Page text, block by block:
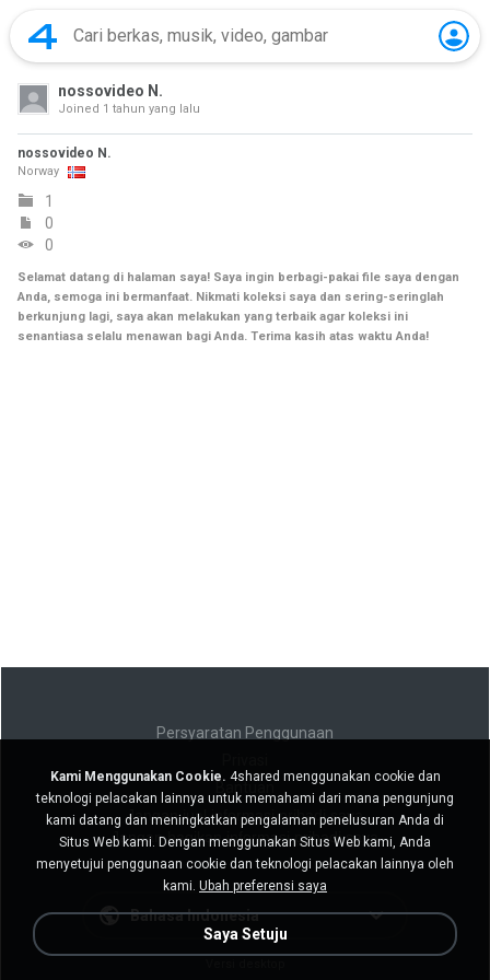
nossovideo N.
Joined 1 tahun yang lalu
nossovideo N.
Norway
1
0
0
Selamat datang di halaman saya! Saya ingin berbagi-pakai file saya dengan
Anda, semoga ini bermanfaat. Nikmati koleksi saya dan sering-seringlah
berkunjung lagi, saya akan melakukan yang terbaik agar koleksi ini
senantiasa selalu menawan bagi Anda. Terima kasih atas waktu Anda!
Persyaratan Penggunaan
Jangan jual informasi pribadi saya
Jangan bagikan informasi pribadi saya
Bahasa Indonesia
Kami Menggunakan Cookie. 4shared menggunakan cookie dan
teknologi pelacakan lainnya untuk memahami dari mana pengunjung
kami datang dan meningkatkan pengalaman penelusuran Anda di
Situs Web kami. Dengan menggunakan Situs Web kami, Anda
menyetujui penggunaan cookie dan teknologi pelacakan lainnya oleh
kami. Ubah preferensi saya
Saya Setuju